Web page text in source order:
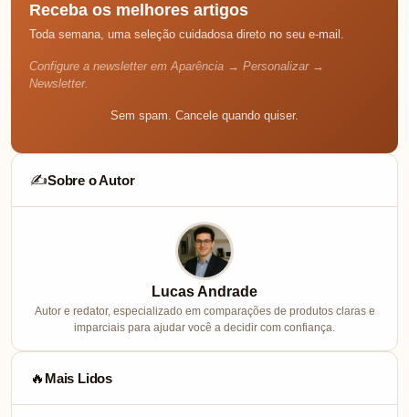
Receba os melhores artigos
Toda semana, uma seleção cuidadosa direto no seu e-mail.
Configure a newsletter em Aparência → Personalizar →
Newsletter.
Sem spam. Cancele quando quiser.
✍️Sobre o Autor
Lucas Andrade
Autor e redator, especializado em comparações de produtos claras e
imparciais para ajudar você a decidir com confiança.
🔥 Mais Lidos